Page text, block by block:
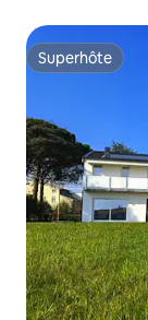
Superhôte
Superhôte